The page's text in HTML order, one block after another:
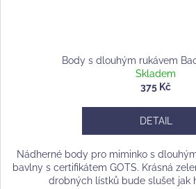
Body s dlouhým rukávem
Skladem
375 Kč
DETAIL
Nádherné body pro miminko s
bavlny s certifikátem GOTS. Krásná
drobných lístků bude slušet jak